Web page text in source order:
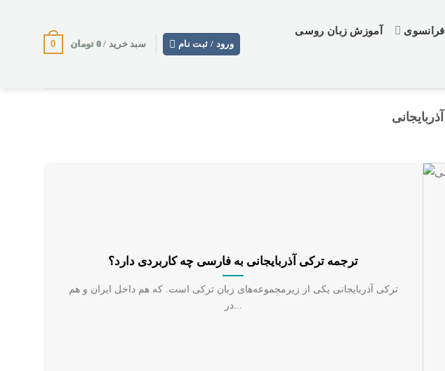
فرانسوی آموزش زبان روسی
ورود / ثبت نام سبد خرید /0 تومان 0
آذربایجانی
ترجمه ترکی آذربایجانی به فارسی چه کاربردی دارد؟
ترکی آذربایجانی یکی از زیرمجموعه‌های زبان ترکی است. که هم داخل ایران و هم
در...